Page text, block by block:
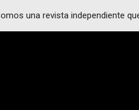
Somos una revista independiente